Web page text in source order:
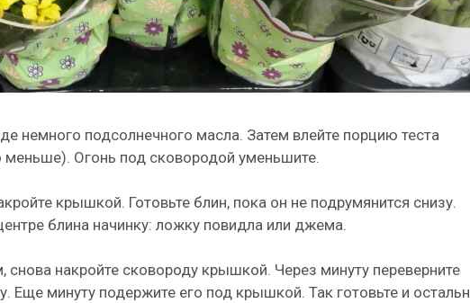
немного подсолнечного масла. Затем влейте порцию теста
меньше). Огонь под сковородой уменьшите.
крышкой. Готовьте блин, пока он не подрумянится снизу.
блина начинку: ложку повидла или джема.
снова накройте сковороду крышкой. Через минуту переверните
Еще минуту подержите его под крышкой. Так готовьте и